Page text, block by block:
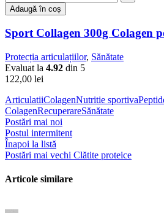
Adaugă în coș
Sport Collagen 300g Colagen
Protecția articulațiilor, Sănătate
Evaluat la 4.92 din 5
122,00 lei
ArticulatiiColagenNutritie sportiva
ColagenRecuperareSănătate
Postări mai noi
Postul intermitent
Înapoi la listă
Postări mai vechi Clătite proteice
Articole similare